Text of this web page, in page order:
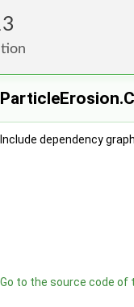
Foundation
Include dependency
Go to the source code of